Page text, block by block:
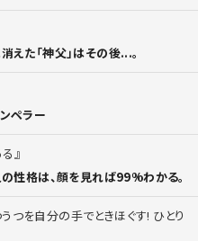
た「神父」はその後...。
ペラー
性格は、顔を見れば99%わかる。
つを自分の手でときほぐす! ひとり